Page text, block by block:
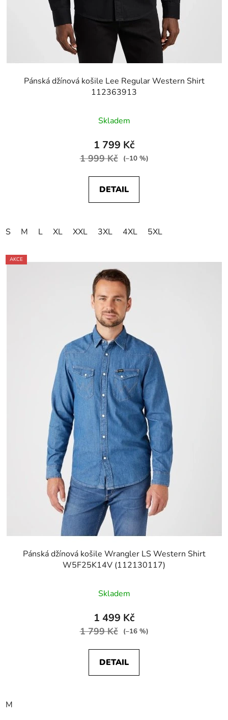
Pánská džínová košile Lee Regular Western Shirt
112363913
Skladem
1 799 Kč
1 999 Kč (–10 %)
DETAIL
S M L XL XXL 3XL 4XL 5XL
AKCE
Pánská džínová košile Wrangler LS Western Shirt
W5F25K14V (112130117)
Skladem
1 499 Kč
1 799 Kč (–16 %)
DETAIL
M